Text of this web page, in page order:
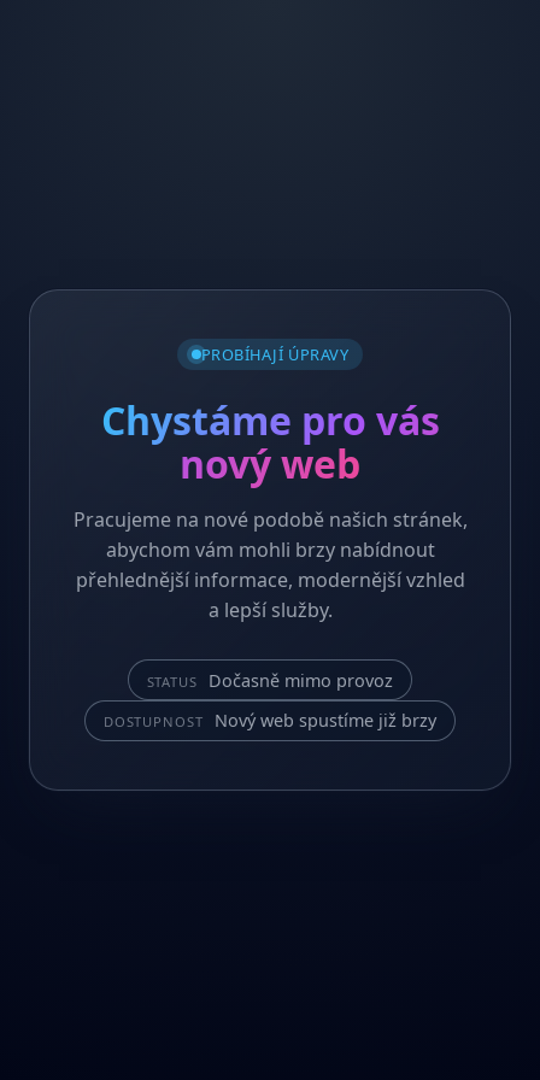
PROBÍHAJÍ ÚPRAVY
Chystáme pro vás
nový web
Pracujeme na nové podobě našich stránek,
abychom vám mohli brzy nabídnout
přehlednější informace, modernější vzhled
a lepší služby.
STATUS Dočasně mimo provoz
DOSTUPNOST Nový web spustíme již brzy